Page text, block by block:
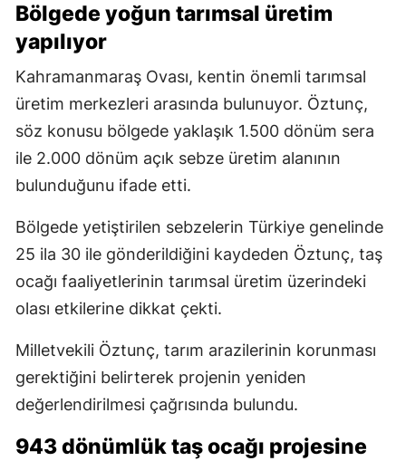
Bölgede yoğun tarımsal üretim
yapılıyor
Kahramanmaraş Ovası, kentin önemli tarımsal
üretim merkezleri arasında bulunuyor. Öztunç,
söz konusu bölgede yaklaşık 1.500 dönüm sera
ile 2.000 dönüm açık sebze üretim alanının
bulunduğunu ifade etti.
Bölgede yetiştirilen sebzelerin Türkiye genelinde
25 ila 30 ile gönderildiğini kaydeden Öztunç, taş
ocağı faaliyetlerinin tarımsal üretim üzerindeki
olası etkilerine dikkat çekti.
Milletvekili Öztunç, tarım arazilerinin korunması
gerektiğini belirterek projenin yeniden
değerlendirilmesi çağrısında bulundu.
943 dönümlük taş ocağı projesine